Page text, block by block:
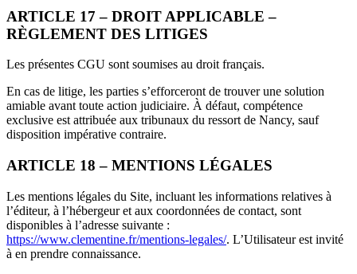
ARTICLE 17 – DROIT APPLICABLE –
RÈGLEMENT DES LITIGES
Les présentes CGU sont soumises au droit français.
En cas de litige, les parties s’efforceront de trouver une solution
amiable avant toute action judiciaire. À défaut, compétence
exclusive est attribuée aux tribunaux du ressort de Nancy, sauf
disposition impérative contraire.
ARTICLE 18 – MENTIONS LÉGALES
Les mentions légales du Site, incluant les informations relatives à
l’éditeur, à l’hébergeur et aux coordonnées de contact, sont
disponibles à l’adresse suivante :
https://www.clementine.fr/mentions-legales/. L’Utilisateur est invité
à en prendre connaissance.